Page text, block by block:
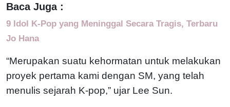
Baca Juga :
9 Idol K-Pop yang Meninggal Secara Tragis, Terbaru
Jo Hana
“Merupakan suatu kehormatan untuk melakukan
proyek pertama kami dengan SM, yang telah
menulis sejarah K-pop,” ujar Lee Sun.